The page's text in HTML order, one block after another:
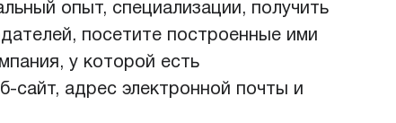
опыт, специализации, получить
посетите построенные ими
у которой есть
сайт, адрес электронной почты и